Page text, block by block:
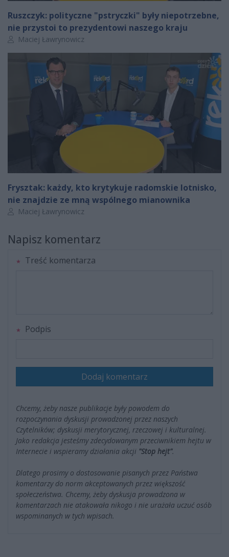
Ruszczyk: polityczne "pstryczki" były niepotrzebne,
nie przystoi to prezydentowi naszego kraju
Autor artykułu:
Maciej Ławrynowicz
Frysztak: każdy, kto krytykuje radomskie lotnisko,
nie znajdzie ze mną wspólnego mianownika
Autor artykułu:
Maciej Ławrynowicz
Napisz komentarz
Treść komentarza
Podpis
Dodaj komentarz
Chcemy, żeby nasze publikacje były powodem do
rozpoczynania dyskusji prowadzonej przez naszych
Czytelników; dyskusji merytorycznej, rzeczowej i kulturalnej.
Jako redakcja jesteśmy zdecydowanym przeciwnikiem hejtu w
Internecie i wspieramy działania akcji "Stop hejt".
Dlatego prosimy o dostosowanie pisanych przez Państwa
komentarzy do norm akceptowanych przez większość
społeczeństwa. Chcemy, żeby dyskusja prowadzona w
komentarzach nie atakowała nikogo i nie urażała uczuć osób
wspominanych w tych wpisach.